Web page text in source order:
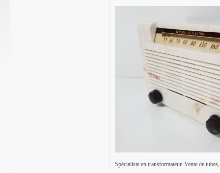
Spécialiste en transformateur. Vente de